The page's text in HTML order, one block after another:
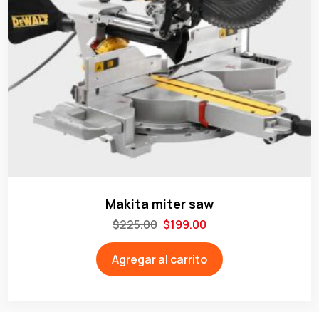
Makita miter saw
$225.00 $199.00
Agregar al carrito